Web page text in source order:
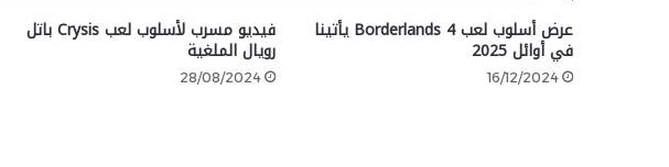
عرض أسلوب لعب Borderlands 4 يأتينا
في أوائل 2025
16/12/2024
فيديو مسرب لأسلوب لعب Crysis باتل
رويال الملغية
28/08/2024